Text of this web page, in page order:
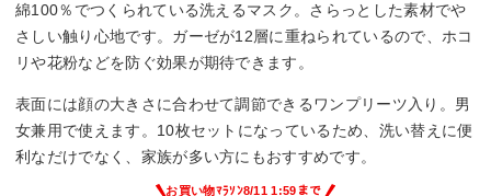
綿100％でつくられている洗えるマスク。さらっとした素材でや
さしい触り心地です。ガーゼが12層に重ねられているので、ホコ
リや花粉などを防ぐ効果が期待できます。
表面には顔の大きさに合わせて調節できるワンプリーツ入り。男
女兼用で使えます。10枚セットになっているため、洗い替えに便
利なだけでなく、家族が多い方にもおすすめです。